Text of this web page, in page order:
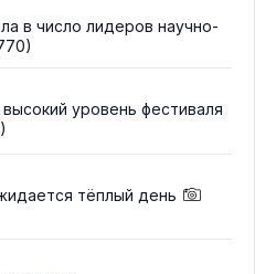
в число лидеров научно-
уровень фестиваля
тёплый день